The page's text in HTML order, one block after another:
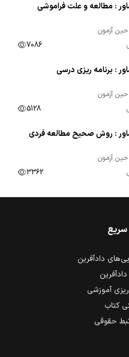
: مطالعه و علت فراموشی
آزمون
7086
: برنامه ریزی درسی
آزمون
5128
: روش صحیح مطالعه فردی
آزمون
3362
دادآفرین
آموزشی
کتاب
حقوقی